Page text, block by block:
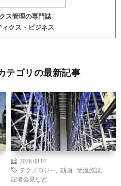
ス管理の専門誌
ィクス・ビジネス
テゴリの最新記事
2026.08.07
テクノロジー
動画 物流施設
記者会見など